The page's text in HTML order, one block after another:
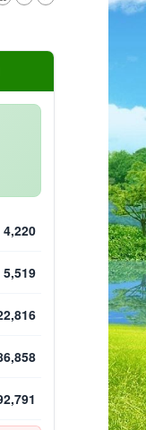
4,220
5,519